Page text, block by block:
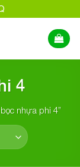
4
nhựa phi 4”